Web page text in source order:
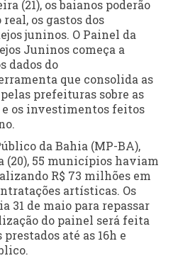
(21), os baianos poderão
os gastos dos
juninos. O Painel da
Juninos começa a
dados do
que consolida as
prefeituras sobre as
os investimentos feitos
da Bahia (MP-BA),
(20), 55 municípios haviam
R$ 73 milhões em
artísticas. Os
31 de maio para repassar
do painel será feita
até as 16h e